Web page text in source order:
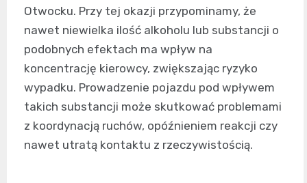
Otwocku. Przy tej okazji przypominamy, że
nawet niewielka ilość alkoholu lub substancji o
podobnych efektach ma wpływ na
koncentrację kierowcy, zwiększając ryzyko
wypadku. Prowadzenie pojazdu pod wpływem
takich substancji może skutkować problemami
z koordynacją ruchów, opóźnieniem reakcji czy
nawet utratą kontaktu z rzeczywistością.